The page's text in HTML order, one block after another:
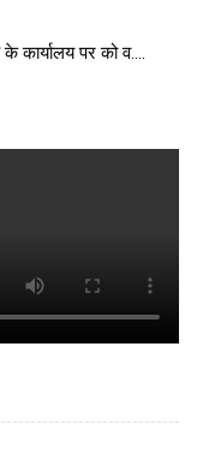
के कार्यालय पर को व....